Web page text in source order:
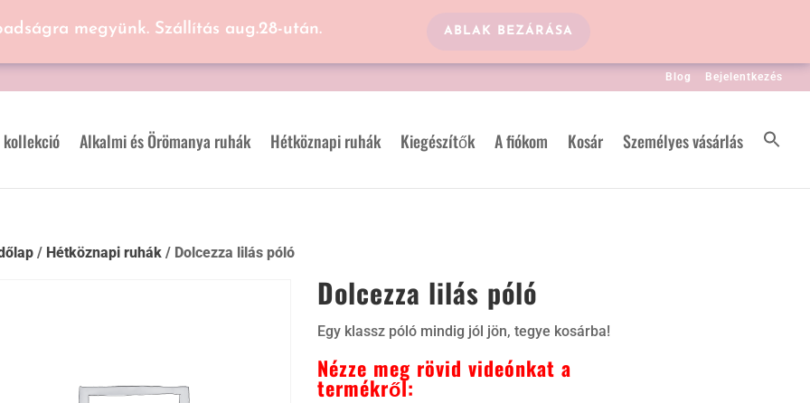
Blog Bejelentkezés
Alkalmi és Örömanya ruhák Hétköznapi ruhák Kiegészítők A fiókom Kosár Személyes vásárlás
/ Hétköznapi ruhák/ Dolcezza lilás póló
Dolcezza lilás póló
Egy klassz póló mindig jól jön, tegye kosárba!
Nézze meg rövid videónkat a
termékről:
megyünk. Szállítás aug.28-után. ABLAK BEZÁRÁSA